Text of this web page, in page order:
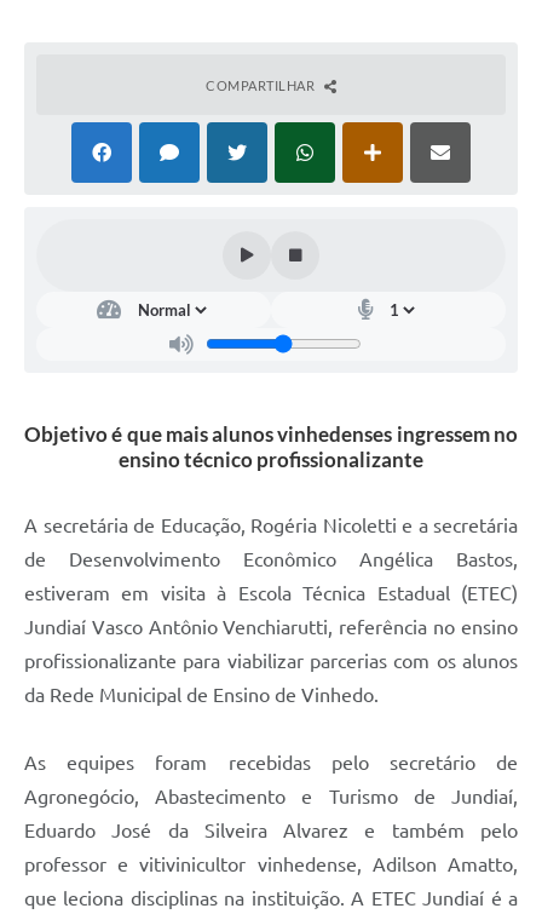
Associação dos Servidores Públicos Municipais de
Vinhedo
Arquivos para Download
Contas Públicas
Links Úteis
COMPARTILHAR
Objetivo é que mais alunos vinhedenses ingressem no
ensino técnico profissionalizante
A secretária de Educação, Rogéria Nicoletti e a secretária
de Desenvolvimento Econômico Angélica Bastos,
estiveram em visita à Escola Técnica Estadual (ETEC)
Jundiaí Vasco Antônio Venchiarutti, referência no ensino
profissionalizante para viabilizar parcerias com os alunos
da Rede Municipal de Ensino de Vinhedo.
As equipes foram recebidas pelo secretário de
Agronegócio, Abastecimento e Turismo de Jundiaí,
Eduardo José da Silveira Alvarez e também pelo
professor e vitivinicultor vinhedense, Adilson Amatto,
que leciona disciplinas na instituição. A ETEC Jundiaí é a